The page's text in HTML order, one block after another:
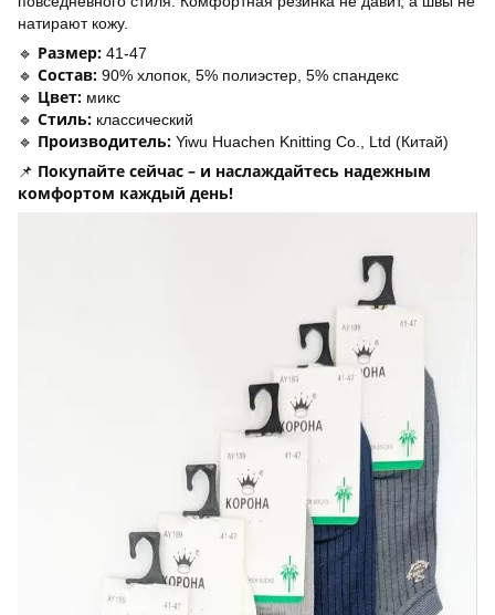
натирают кожу.
🔹 Размер: 41-47
🔹 Состав: 90% хлопок, 5% полиэстер, 5% спандекс
🔹 Цвет: микс
🔹 Стиль: классический
🔹 Производитель: Yiwu Huachen Knitting Co., Ltd (Китай)
📌 Покупайте сейчас – и наслаждайтесь надежным
комфортом каждый день!